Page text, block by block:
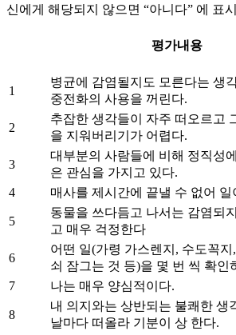
신에게 해당되지 않으면 “아니다” 에 표
평가내용
1
병균에 감염될지도 모른다는 생
중전화의 사용을 꺼린다.
2
추잡한 생각들이 자주 떠오르고
을 지워버리기가 어렵다.
3
대부분의 사람들에 비해 정직성
은 관심을 가지고 있다.
4
매사를 제시간에 끝낼 수 없어 일
5
동물을 쓰다듬고 나서는 감염되
고 매우 걱정한다
6
어떤 일(가령 가스렌지, 수도꼭지
쇠 잠그는 것 등)을 몇 번 씩 확인
7
나는 매우 양심적이다.
8
내 의지와는 상반되는 불쾌한 생
날마다 떠올라 기분이 상 한다.